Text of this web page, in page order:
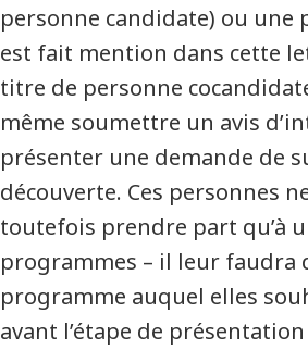
personne candidate) ou une
est fait mention dans cette
titre de personne
même soumettre un avis
présenter une demande de
découverte. Ces personnes
toutefois prendre part qu’à
programmes – il leur faudra
programme auquel elles
avant l’étape de